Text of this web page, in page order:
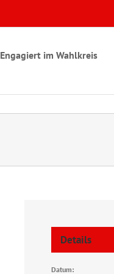
Engagiert im Wahlkreis
Details
Datum: